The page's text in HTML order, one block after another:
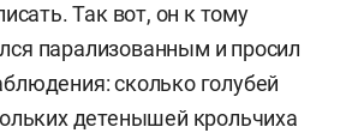
Так вот, он к тому
парализованным и просил
сколько голубей
детенышей крольчиха